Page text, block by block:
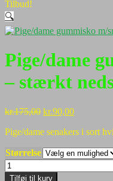
Tilbud!
🔍
Pige/dame
– stærkt
kr.175,00 Den
pris
kr.175,00.
kr.90,00Den
pris
kr.90,00.
Pige/dame senakers i sort
Størrelse
Pige/dame
gummisko
Tilføj til kurv